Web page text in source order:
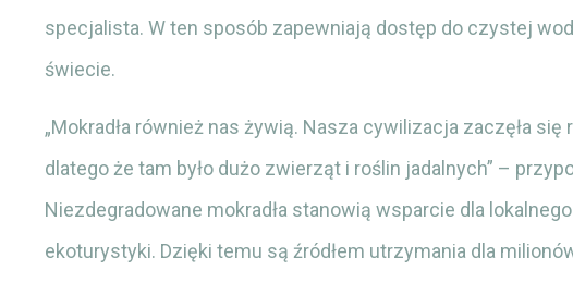
specjalista. W ten sposób zapewniają dostęp do czystej
świecie.
„Mokradła również nas żywią. Nasza cywilizacja zaczęła się
dlatego że tam było dużo zwierząt i roślin jadalnych” –
Niezdegradowane mokradła stanowią wsparcie dla
ekoturystyki. Dzięki temu są źródłem utrzymania dla